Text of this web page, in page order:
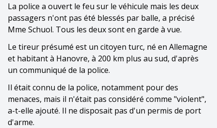
La police a ouvert le feu sur le véhicule mais les deux
passagers n'ont pas été blessés par balle, a précisé
Mme Schuol. Tous les deux sont en garde à vue.
Le tireur présumé est un citoyen turc, né en Allemagne
et habitant à Hanovre, à 200 km plus au sud, d'après
un communiqué de la police.
Il était connu de la police, notamment pour des
menaces, mais il n'était pas considéré comme "violent",
a-t-elle ajouté. Il ne disposait pas d'un permis de port
d'arme.